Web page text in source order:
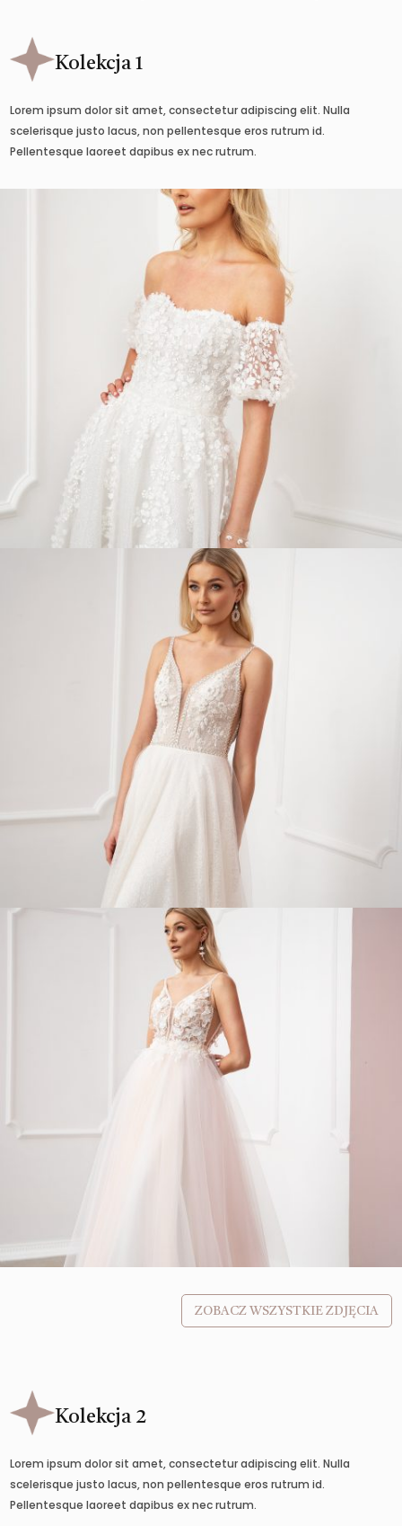
Kolekcja 1
Lorem ipsum dolor sit amet, consectetur adipiscing elit. Nulla
scelerisque justo lacus, non pellentesque eros rutrum id.
Pellentesque laoreet dapibus ex nec rutrum.
ZOBACZ WSZYSTKIE ZDJĘCIA
Kolekcja 2
Lorem ipsum dolor sit amet, consectetur adipiscing elit. Nulla
scelerisque justo lacus, non pellentesque eros rutrum id.
Pellentesque laoreet dapibus ex nec rutrum.